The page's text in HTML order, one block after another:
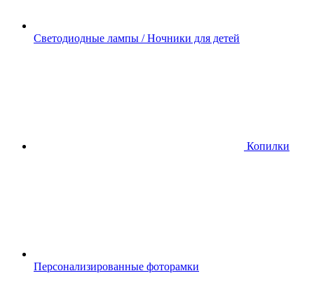
Светодиодные лампы / Ночники для детей
Копилки
Персонализированные фоторамки